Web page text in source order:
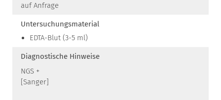
auf Anfrage
Untersuchungsmaterial
EDTA-Blut (3-5 ml)
Diagnostische Hinweise
NGS +
[Sanger]